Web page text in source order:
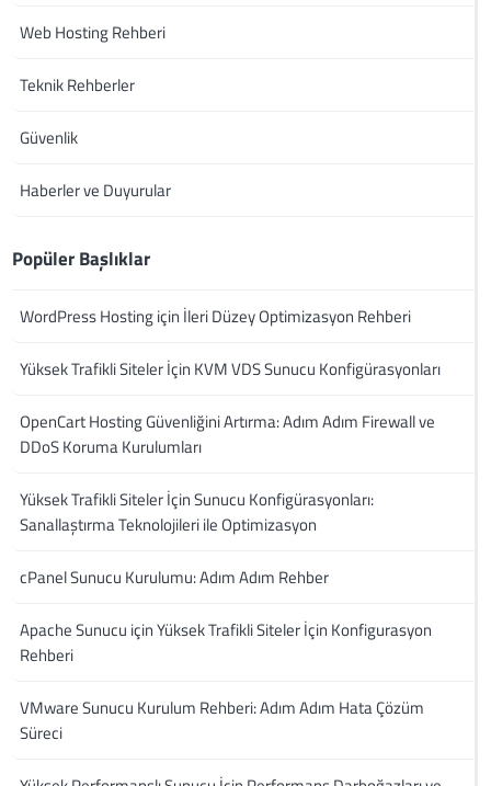
Web Hosting Rehberi
Teknik Rehberler
Güvenlik
Haberler ve Duyurular
Popüler Başlıklar
WordPress Hosting için İleri Düzey Optimizasyon Rehberi
Yüksek Trafikli Siteler İçin KVM VDS Sunucu Konfigürasyonları
OpenCart Hosting Güvenliğini Artırma: Adım Adım Firewall ve
DDoS Koruma Kurulumları
Yüksek Trafikli Siteler İçin Sunucu Konfigürasyonları:
Sanallaştırma Teknolojileri ile Optimizasyon
cPanel Sunucu Kurulumu: Adım Adım Rehber
Apache Sunucu için Yüksek Trafikli Siteler İçin Konfigurasyon
Rehberi
VMware Sunucu Kurulum Rehberi: Adım Adım Hata Çözüm
Süreci